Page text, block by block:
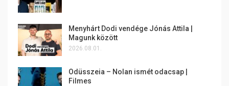
Menyhárt Dodi vendége Jónás Attila |
Magunk között
2026.08.01.
Odüsszeia – Nolan ismét odacsap |
Filmes